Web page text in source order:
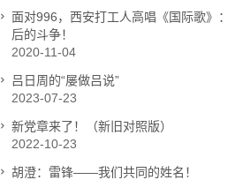
面对996，西安打工人高唱《国际歌》
后的斗争！
2020-11-04
吕日周的“屡做吕说”
2023-07-23
新党章来了！（新旧对照版）
2022-10-23
胡澄：雷锋——我们共同的姓名！